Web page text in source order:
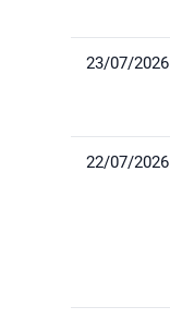
23/07/2026
22/07/2026